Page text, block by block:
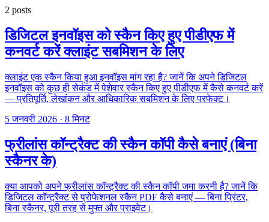
2 posts
डिजिटल इनवॉइस को स्कैन किए हुए पीडीएफ में
कनवर्ट करें क्लाइंट सबमिशन के लिए
क्लाइंट एक स्कैन किया हुआ इनवॉइस मांग रहा है? जानें कि अपने डिजिटल
इनवॉइस को कुछ ही सेकंड में पेशेवार स्कैन किए हुए पीडीएफ में कैसे कनवर्ट करें
— प्रतिपूर्ति, लेखांकन और आधिकारिक सबमिशन के लिए परफेक्ट।
5 जनवरी 2026 · 8 मिनट
फ्रीलांस कॉन्ट्रैक्ट की स्कैन कॉपी कैसे बनाएं (बिना
स्कैनर के)
क्या आपको अपने फ्रीलांस कॉन्ट्रैक्ट की स्कैन कॉपी जमा करनी है? जानें कि
डिजिटल कॉन्ट्रैक्ट से प्रोफेशनल स्कैन PDF कैसे बनाएं — बिना प्रिंटर,
बिना स्कैनर, पूरी तरह से मुफ्त और प्राइवेट।